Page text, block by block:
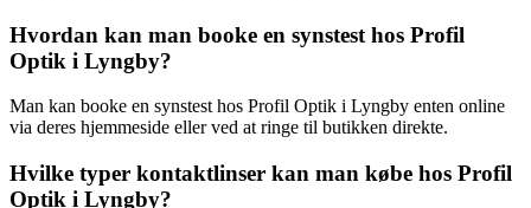
Hvordan kan man booke en synstest hos Profil
Optik i Lyngby?
Man kan booke en synstest hos Profil Optik i Lyngby enten online
via deres hjemmeside eller ved at ringe til butikken direkte.
Hvilke typer kontaktlinser kan man købe hos Profil
Optik i Lyngby?